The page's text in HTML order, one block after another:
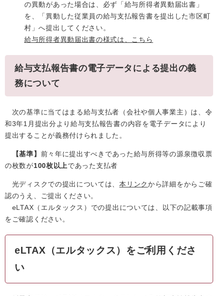
の異動があった場合は、必ず「給与所得者異動届出書」
を、「異動した従業員の給与支払報告書を提出した市区町
村」へ提出してください。
給与所得者異動届出書の様式は、こちら
給与支払報告書の電子データによる提出の義
務について
次の基準に当てはまる給与支払者（会社や個人事業主）は、令
和3年1月提出分より給与支払報告書の内容を電子データにより
提出することが義務付けられました。
【基準】 前々年に提出すべきであった給与所得等の源泉徴収票
の枚数が100枚以上であった支払者
光ディスクでの提出については、本リンクから詳細をからご確
認のうえ、ご提出ください。
eLTAX（エルタックス）での提出については、以下の記載事項
をご確認ください。
eLTAX（エルタックス）をご利用くださ
い